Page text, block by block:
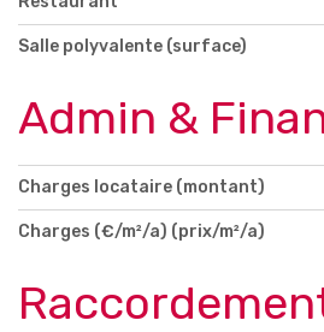
Salle polyvalente (surface)
Admin &
Charges locataire (montant)
Charges (€/m²/a) (prix/m²/a)